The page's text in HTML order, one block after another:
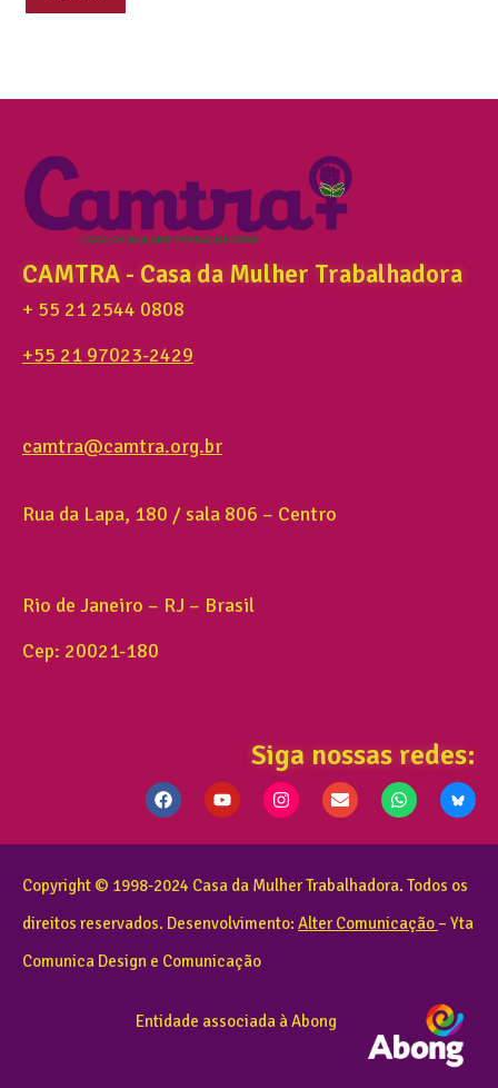
CAMTRA - Casa da Mulher Trabalhadora
+ 55 21 2544 0808
+55 21 97023-2429
camtra@camtra.org.br
Rua da Lapa, 180 / sala 806 – Centro
Rio de Janeiro – RJ – Brasil
Cep: 20021-180
Siga nossas redes:
Copyright © 1998-2024 Casa da Mulher Trabalhadora. Todos os
direitos reservados. Desenvolvimento: Alter Comunicação – Yta
Comunica Design e Comunicação
Entidade associada à Abong